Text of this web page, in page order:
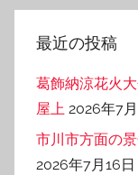
ゴ
リ
最近の投稿
葛飾納涼花火
屋上 2026年7
市川市方面の
2026年7月16日